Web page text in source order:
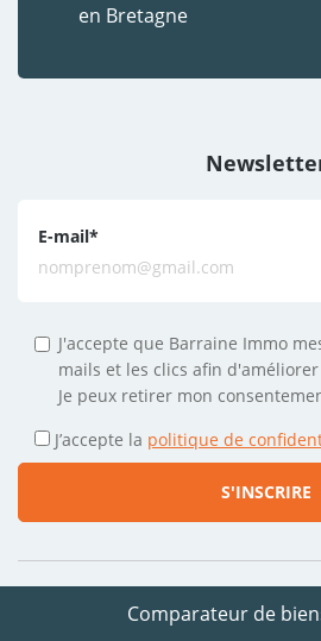
en Bretagne
E-mail*
J'accepte que Barraine Immo
mails et les clics afin
Je peux retirer mon
J’accepte la politique de
Suivez-nous sur
Comparateur de